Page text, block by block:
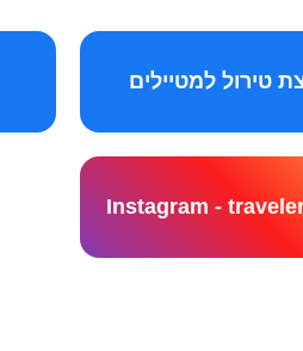
טירול למטיילים